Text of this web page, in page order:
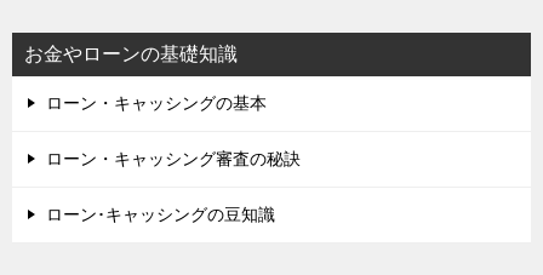
お金やローンの基礎知識
ローン・キャッシングの基本
ローン・キャッシング審査の秘訣
ローン･キャッシングの豆知識